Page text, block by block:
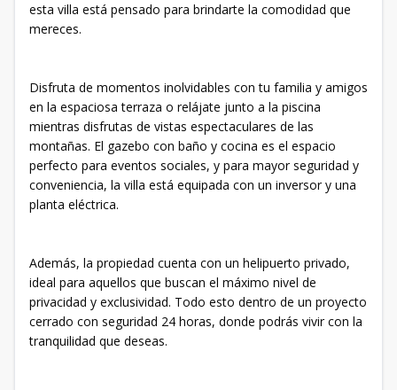
esta villa está pensado para brindarte la comodidad que
mereces.
Disfruta de momentos inolvidables con tu familia y amigos
en la espaciosa terraza o relájate junto a la piscina
mientras disfrutas de vistas espectaculares de las
montañas. El gazebo con baño y cocina es el espacio
perfecto para eventos sociales, y para mayor seguridad y
conveniencia, la villa está equipada con un inversor y una
planta eléctrica.
Además, la propiedad cuenta con un helipuerto privado,
ideal para aquellos que buscan el máximo nivel de
privacidad y exclusividad. Todo esto dentro de un proyecto
cerrado con seguridad 24 horas, donde podrás vivir con la
tranquilidad que deseas.